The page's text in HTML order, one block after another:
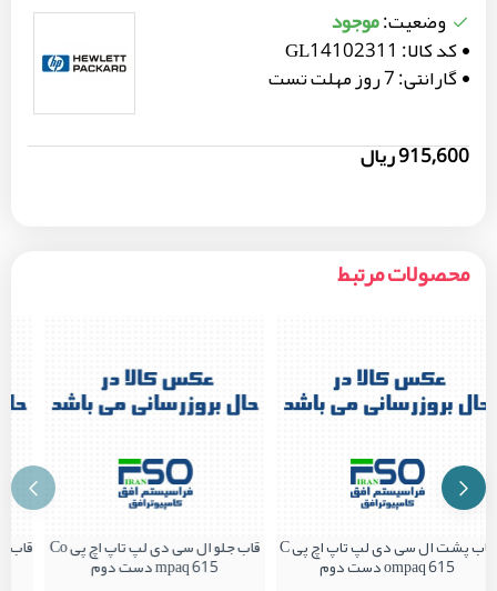
وضعیت:موجود
کد کالا: GL14102311
گارانتی:7 روز مهلت تست
915,600 ریال
محصولات مرتبط
قاب پشت ال سی دی لپ تاپ اچ پی C
ompaq 615 دست دوم
قاب جلو ال سی دی لپ تاپ اچ پی Co
mpaq 615 دست دوم